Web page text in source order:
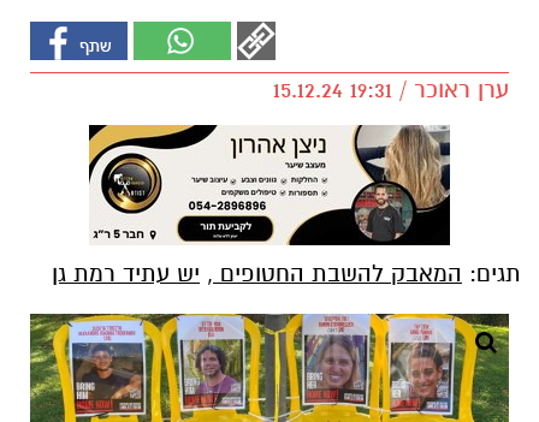
ערן ראוכר / 19:31 15.12.24
תגים: המאבק להשבת החטופים , יש עתיד רמת גן